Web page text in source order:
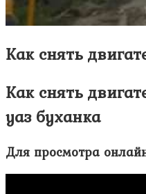
Как снять
Как снять
уаз буханка
Для просмотра